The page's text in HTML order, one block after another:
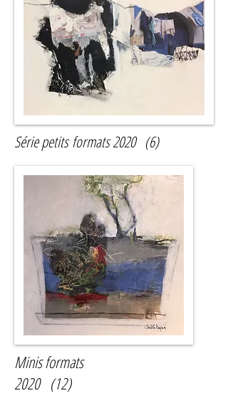
Série petits formats 2020 (6)
Minis formats
2020 (12)